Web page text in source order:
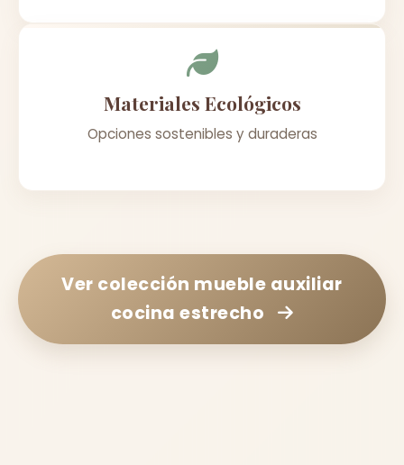
Materiales Ecológicos
Opciones sostenibles y duraderas
Ver colección mueble auxiliar
cocina estrecho